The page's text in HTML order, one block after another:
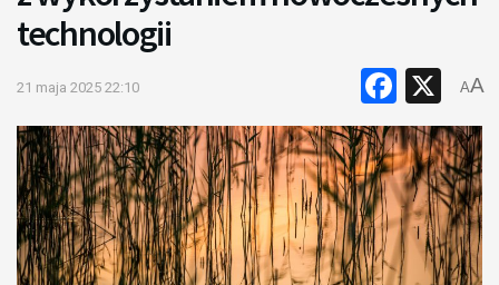
technologii
21 maja 2025 22:10 X
AA